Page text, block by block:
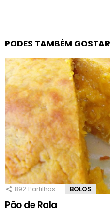
PODES TAMBÉM GOSTAR
892 Partilhas BOLOS
Pão de Rala